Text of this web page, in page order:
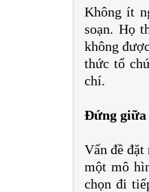
Không ít
soạn. Họ
không
thức tổ
chí.
Đứng giữa
Vấn đề đặt
một mô
chọn đi